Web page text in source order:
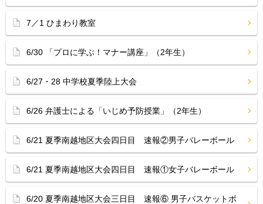
7／1 ひまわり教室
6/30 「プロに学ぶ！マナー講座」（2年生）
6/27・28 中学校夏季陸上大会
6/26 弁護士による「いじめ予防授業」（2年生）
6/21 夏季南越地区大会四日目 速報②男子バレーボール
6/21 夏季南越地区大会四日目 速報①女子バレーボール
6/20 夏季南越地区大会三日目 速報⑥ 男子バスケットボ